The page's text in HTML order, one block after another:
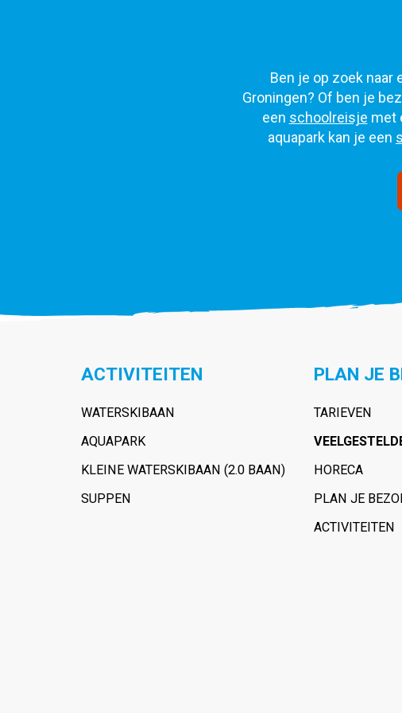
Ben je op zoek
Groningen? Of ben je
een schoolreisje met
aquapark kan je een
ACTIVITEITEN
WATERSKIBAAN
AQUAPARK
KLEINE WATERSKIBAAN (2.0 BAAN)
SUPPEN
PLAN JE
TARIEVEN
HORECA
PLAN JE
ACTIVITEITEN